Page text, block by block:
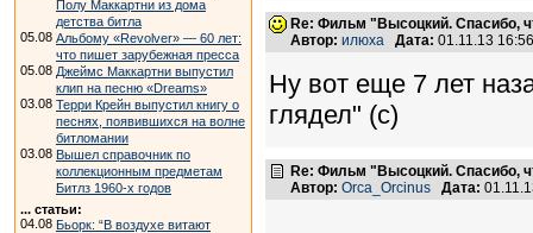
Полу Маккартни из дома
детства битла
05.08 Альбому «Revolver» — 60 лет:
что пишет зарубежная пресса
05.08 Джеймс Маккартни выпустил
клип на песню «Dreams»
03.08 Терри Крейн выпустил книгу о
песнях, появившихся на волне
битломании
03.08 Вышел справочник по
коллекционным предметам
Битлз 1960-х годов
... статьи:
04.08 Бьорк: “В воздухе витают
Re: Фильм "Высоцкий. Спасибо,
Автор: илюха Дата: 01.11.13
Ну вот еще 7 лет
глядел" (с)
Re: Фильм "Высоцкий. Спасибо,
Автор: Orca_Orcinus Дата: